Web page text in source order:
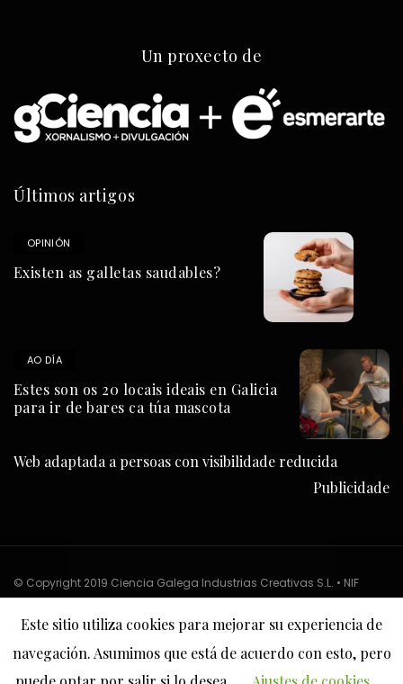
Un proxecto de
Últimos artigos
OPINIÓN
Existen as galletas saudables?
AO DÍA
Estes son os 20 locais ideais en Galicia
para ir de bares ca túa mascota
Web adaptada a persoas con visibilidade reducida
Publicidade
© Copyright 2019 Ciencia Galega Industrias Creativas S.L. • NIF
B37802600
Sobre nós
Política de privacidade
Política de cookies
Máis información sobre as cookies
Contacto
Este sitio utiliza cookies para mejorar su experiencia de
navegación. Asumimos que está de acuerdo con esto, pero